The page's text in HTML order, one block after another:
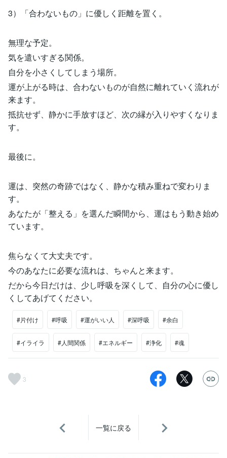
3）「合わないもの」に優しく距離を置く。
無理な予定。
気を遣いすぎる関係。
自分を小さくしてしまう場所。
運が上がる時は、合わないものが自然に離れていく流れが
来ます。
抵抗せず、静かに手放すほど、次の縁が入りやすくなりま
す。
最後に。
運は、突然の奇跡ではなく、静かな積み重ねで変わりま
す。
あなたが「整える」を選んだ瞬間から、運はもう動き始め
ています。
焦らなくて大丈夫です。
今のあなたに必要な流れは、ちゃんと来ます。
だから今日だけは、少し呼吸を深くして、自分の心に優し
くしてあげてください。
#片付け #呼吸 #運がいい人 #深呼吸 #余白
#イライラ #人間関係 #エネルギー #浄化 #魂
3
一覧に戻る